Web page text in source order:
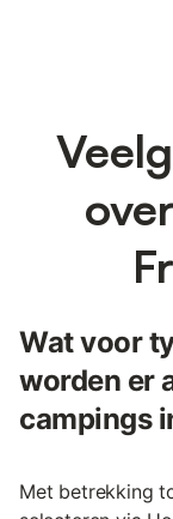
Wat voor
worden er
campings
Met betrekking